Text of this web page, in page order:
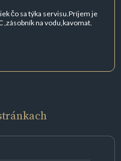
čo sa týka servisu.Príjem je
,zásobník na vodu,kavomat.